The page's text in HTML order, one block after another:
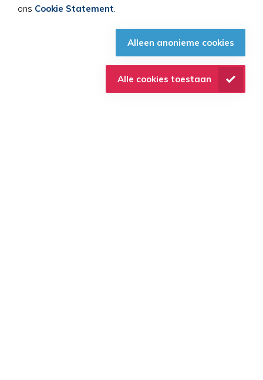
ons Cookie Statement
Alleen anonieme cookies
Alle cookies toestaan
aangemaakt die jou beschermen tegen
Zoster virus. Heb je nog nooit
waterpokken gehad. Wees dan
voorzichtig, het kind kan jou besmetten en
je kan alsnog de waterpokken krijgen.